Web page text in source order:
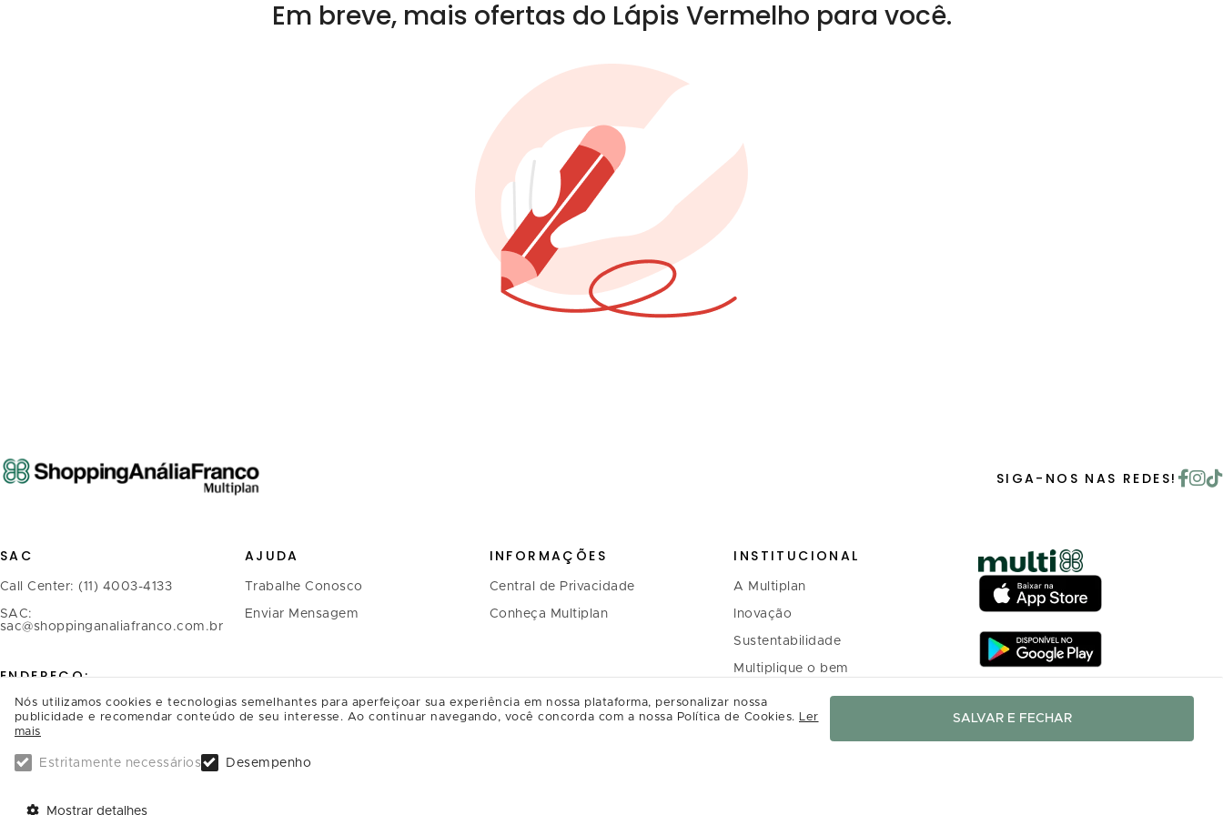
Em breve, mais ofertas do Lápis Vermelho para você.
SIGA-NOS NAS REDES!
SAC
Call Center: (11) 4003-4133
SAC:
sac@shoppinganaliafranco.com.br
ENDEREÇO:
Avenida Regente Feijó, 1.739 -
Tatuapé
CEP.: 03342-900, São Paulo/SP
SAIBA COMO CHEGAR
AJUDA
Trabalhe Conosco
Enviar Mensagem
INFORMAÇÕES
Central de Privacidade
Conheça Multiplan
INSTITUCIONAL
A Multiplan
Inovação
Sustentabilidade
Multiplique o bem
Relação com investidores
Nós utilizamos cookies e tecnologias semelhantes para aperfeiçoar sua experiência em nossa plataforma, personalizar nossa
publicidade e recomendar conteúdo de seu interesse. Ao continuar navegando, você concorda com a nossa Política de Cookies. Ler
mais
Estritamente necessários Desempenho
Mostrar detalhes
SALVAR E FECHAR